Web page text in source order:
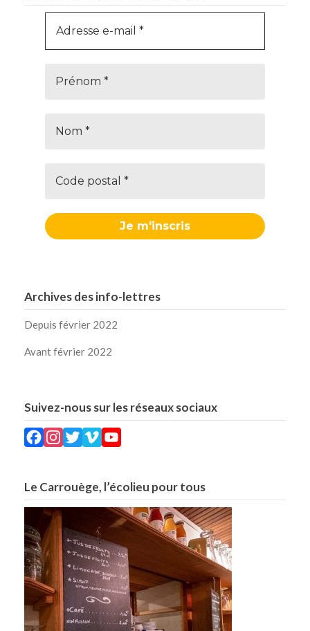
Archives des info-lettres
Depuis février 2022
Avant février 2022
Suivez-nous sur les réseaux sociaux
Facebook
Instagram
Twitter
Vimeo
Le Carrouège, l’écolieu pour tous